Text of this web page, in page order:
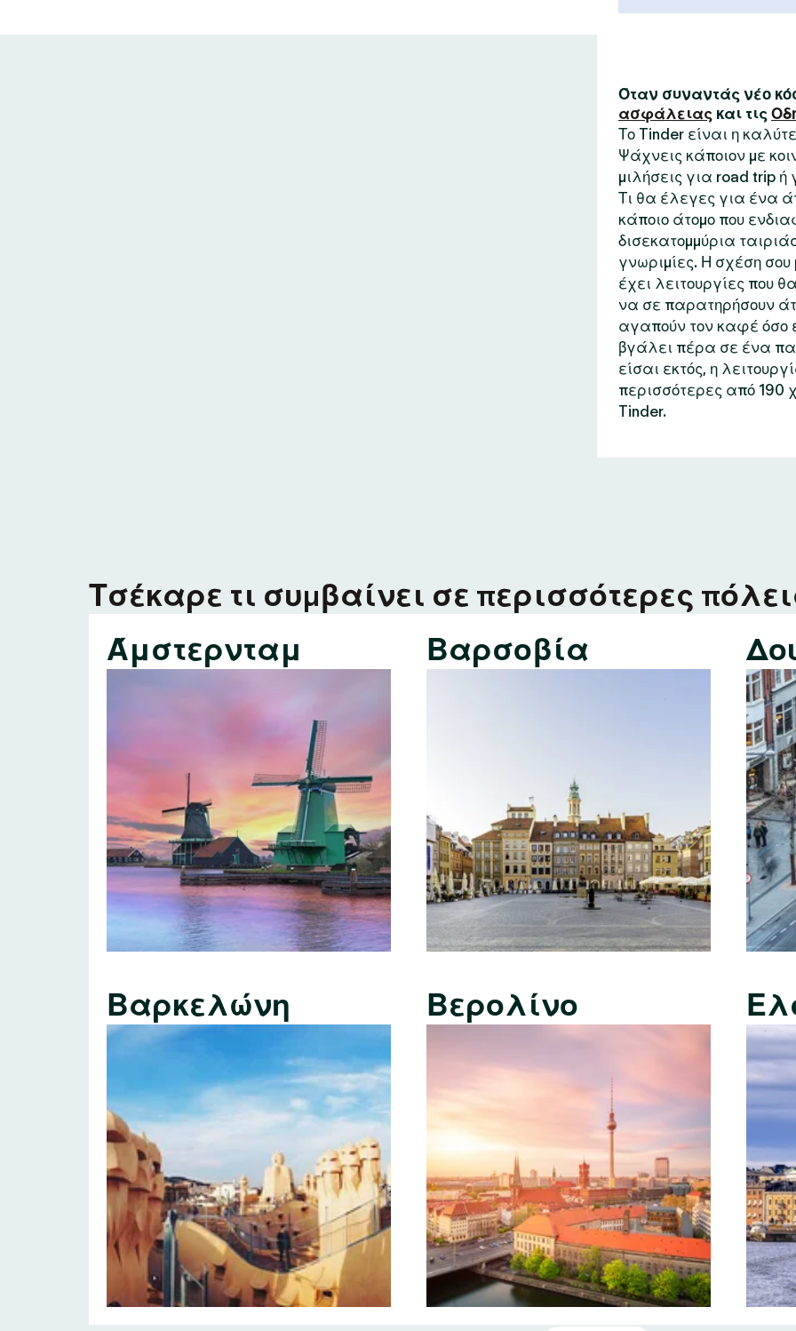
Όταν συναντάς νέο
ασφάλειας και τις
Το Tinder είναι η
Ψάχνεις κάποιον με
μιλήσεις για road trip
Τι θα έλεγες για ένα
κάποιο άτομο που
δισεκατομμύρια
γνωριμίες. Η σχέση σου
έχει λειτουργίες που
να σε παρατηρήσουν
αγαπούν τον καφέ όσο
βγάλει πέρα σε ένα
είσαι εκτός, η
περισσότερες από 190
Tinder.
Τσέκαρε τι συμβαίνει σε περισσότερες
Άμστερνταμ
Βαρκελώνη
Βαρσοβία
Βερολίνο